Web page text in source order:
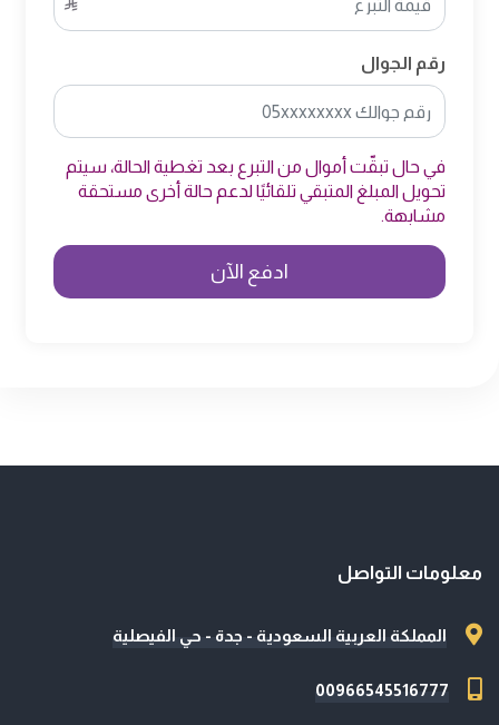
رقم الجوال
في حال تبقّت أموال من التبرع بعد تغطية الحالة، سيتم
تحويل المبلغ المتبقي تلقائيًا لدعم حالة أخرى مستحقة
مشابهة.
معلومات التواصل
المملكة العربية السعودية - جدة - حي الفيصلية
00966545516777